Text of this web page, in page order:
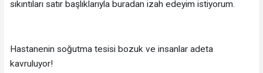
sıkıntıları satır başlıklarıyla buradan izah edeyim istiyorum.
Hastanenin soğutma tesisi bozuk ve insanlar adeta
kavruluyor!